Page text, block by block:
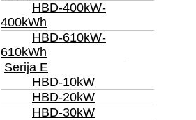
HBD-400kW-
400kWh
HBD-610kW-
610kWh
Serija E
HBD-10kW
HBD-20kW
HBD-30kW